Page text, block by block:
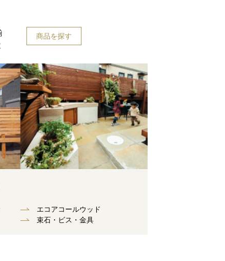
商品を探す
エコアコールウッド
束⽯・ビス・⾦具